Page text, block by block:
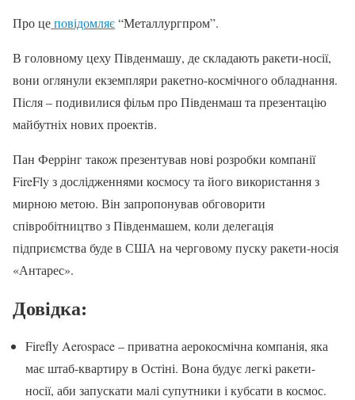
Про цеповідомляє“Металлургпром”.
В головному цеху Південмашу, де складають ракети-носії,
вони оглянули екземпляри ракетно-космічного обладнання.
Після – подивилися фільм про Південмаш та презентацію
майбутніх нових проектів.
Пан Феррінг також презентував нові розробки компанії
FireFly з дослідженнями космосу та його використання з
мирною метою. Він запропонував обговорити
співробітництво з Південмашем, коли делегація
підприємства буде в США на черговому пуску ракети-носія
«Антарес».
Довідка:
Firefly Aerospace – приватна аерокосмічна компанія, яка
має штаб-квартиру в Остіні. Вона будує легкі ракети-
носії, аби запускати малі супутники і кубсати в космос.